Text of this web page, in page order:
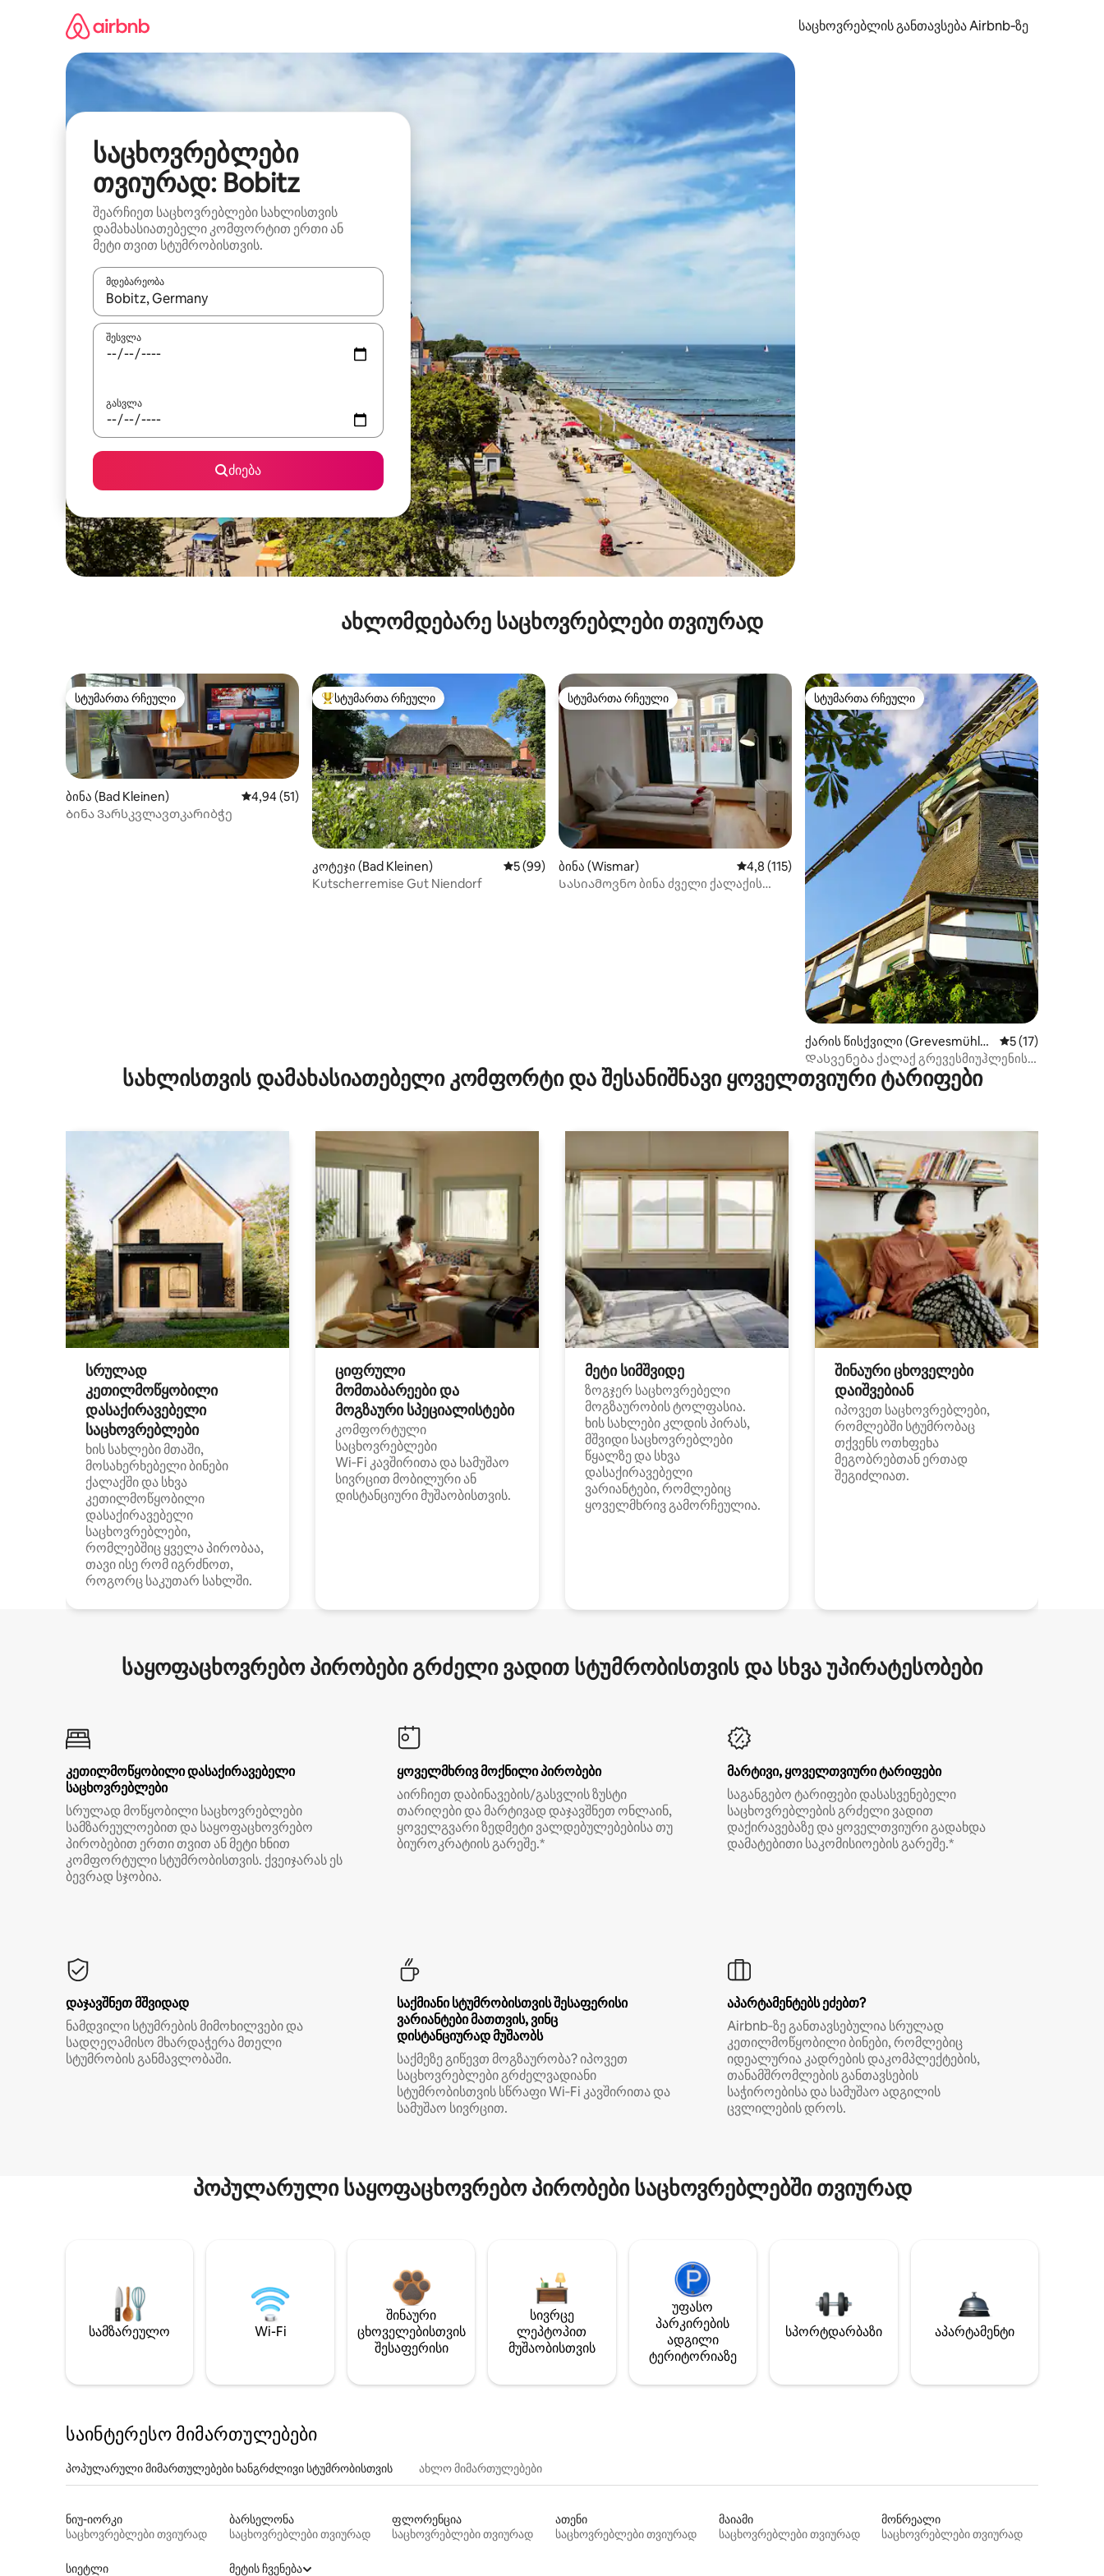
საცხოვრებლის განთავსება Airbnb‑ზე
საცხოვრებლები
თვიურად: Bobitz
შეარჩიეთ საცხოვრებლები სახლისთვის
დამახასიათებელი კომფორტით ერთი ან
მეტი თვით სტუმრობისთვის.
მდებარეობა
როცა შედეგები ხელმისაწვდომი გახდება, ნავიგაციისთვის გამოიყენეთ კლავიშები ზემოთ/ქვემოთ მიმართული ისრებით ან შეხებისა თუ თითის გასმის ჟესტები.
შესვლა
გასვლა
ძიება
ახლომდებარე საცხოვრებლები თვიურად
სტუმართა რჩეული
სტუმართა რჩეული
ბინა (Bad Kleinen) საშუალო შეფასებაა 5‑დან 4,94, 51 მიმოხილვა
4,94 (51)
Ბინა Ვარსკვლავთკარიბჭე
სტუმართა რჩეული მოწინავე ვარიანტი
სტუმართა რჩეული
კოტეჯი (Bad Kleinen) საშუალო შეფასებაა 5‑დან 5, 99 მიმოხილვა
5 (99)
Kutscherremise Gut Niendorf
სტუმართა რჩეული
სტუმართა რჩეული
ბინა (Wismar) საშუალო შეფასებაა 5‑დან 4,8, 115 მიმოხილვა
4,8 (115)
Სასიამოვნო ბინა ძველი ქალაქის
სტუმართა რჩეული
სტუმართა რჩეული
ქარის წისქვილი (Grevesmühle
n)
საშუალო
5 (17)
Დასვენება ქალაქ გრევესმიუჰლენის
ღირსშესანიშნაობაში
სახლისთვის დამახასიათებელი კომფორტი და შესანიშნავი ყოველთვიური ტარიფები
სრულად
კეთილმოწყობილი
დასაქირავებელი
საცხოვრებლები
ხის სახლები მთაში,
მოსახერხებელი ბინები
ქალაქში და სხვა
კეთილმოწყობილი
დასაქირავებელი
საცხოვრებლები,
რომლებშიც ყველა პირობაა,
თავი ისე რომ იგრძნოთ,
როგორც საკუთარ სახლში.
ციფრული
მომთაბარეები და
მოგზაური სპეციალისტები
კომფორტული
საცხოვრებლები
Wi‑Fi კავშირითა და სამუშაო
სივრცით მობილური ან
დისტანციური მუშაობისთვის.
მეტი სიმშვიდე
ზოგჯერ საცხოვრებელი
მოგზაურობის ტოლფასია.
ხის სახლები კლდის პირას,
მშვიდი საცხოვრებლები
წყალზე და სხვა
დასაქირავებელი
ვარიანტები, რომლებიც
ყოველმხრივ გამორჩეულია.
შინაური ცხოველები
დაიშვებიან
იპოვეთ საცხოვრებლები,
რომლებში სტუმრობაც
თქვენს ოთხფეხა
მეგობრებთან ერთად
შეგიძლიათ.
საყოფაცხოვრებო პირობები გრძელი ვადით სტუმრობისთვის და სხვა უპირატესობები
კეთილმოწყობილი დასაქირავებელი
საცხოვრებლები
სრულად მოწყობილი საცხოვრებლები
სამზარეულოებით და საყოფაცხოვრებო
პირობებით ერთი თვით ან მეტი ხნით
კომფორტული სტუმრობისთვის. ქვეიჯარას ეს
ბევრად სჯობია.
ყოველმხრივ მოქნილი პირობები
აირჩიეთ დაბინავების/გასვლის ზუსტი
თარიღები და მარტივად დაჯავშნეთ ონლაინ,
ყოველგვარი ზედმეტი ვალდებულებებისა თუ
ბიუროკრატიის გარეშე.*
მარტივი, ყოველთვიური ტარიფები
საგანგებო ტარიფები დასასვენებელი
საცხოვრებლების გრძელი ვადით
დაქირავებაზე და ყოველთვიური გადახდა
დამატებითი საკომისიოების გარეშე.*
დაჯავშნეთ მშვიდად
ნამდვილი სტუმრების მიმოხილვები და
სადღეღამისო მხარდაჭერა მთელი
სტუმრობის განმავლობაში.
საქმიანი სტუმრობისთვის შესაფერისი
ვარიანტები მათთვის, ვინც
დისტანციურად მუშაობს
საქმეზე გიწევთ მოგზაურობა? იპოვეთ
საცხოვრებლები გრძელვადიანი
სტუმრობისთვის სწრაფი Wi‑Fi კავშირითა და
სამუშაო სივრცით.
აპარტამენტებს ეძებთ?
Airbnb‑ზე განთავსებულია სრულად
კეთილმოწყობილი ბინები, რომლებიც
იდეალურია კადრების დაკომპლექტების,
თანამშრომლების განთავსების
საჭიროებისა და სამუშაო ადგილის
ცვლილების დროს.
პოპულარული საყოფაცხოვრებო პირობები საცხოვრებლებში თვიურად
სამზარეულო Wi-Fi
შინაური
ცხოველებისთვის
შესაფერისი
სივრცე
ლეპტოპით
მუშაობისთვის
უფასო
პარკირების
ადგილი
ტერიტორიაზე
სპორტდარბაზი აპარტამენტი
საინტერესო მიმართულებები
პოპულარული მიმართულებები ხანგრძლივი სტუმრობისთვის ახლო მიმართულებები
ნიუ-იორკი
საცხოვრებლები თვიურად
ბარსელონა
საცხოვრებლები თვიურად
ფლორენცია
საცხოვრებლები თვიურად
ათენი
საცხოვრებლები თვიურად
მაიამი
საცხოვრებლები თვიურად
მონრეალი
საცხოვრებლები თვიურად
სიეტლი მეტის ჩვენება